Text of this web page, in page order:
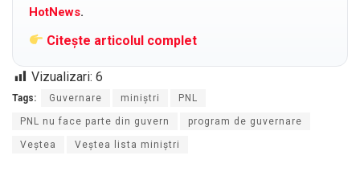
HotNews.
Citește articolul complet
Vizualizari: 6
Tags: Guvernare miniştri PNL
PNL nu face parte din guvern program de guvernare
Veștea Veștea lista miniștri